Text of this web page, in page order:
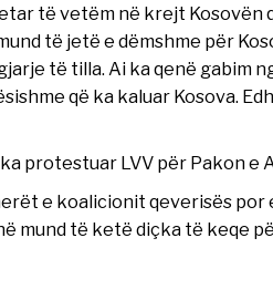
të vetëm në krejt Kosovën
të jetë e dëmshme për
të tilla. Ai ka qenë gabim
që ka kaluar Kosova.
protestuar LVV për Pakon
e koalicionit qeverisës por
mund të ketë diçka të keqe